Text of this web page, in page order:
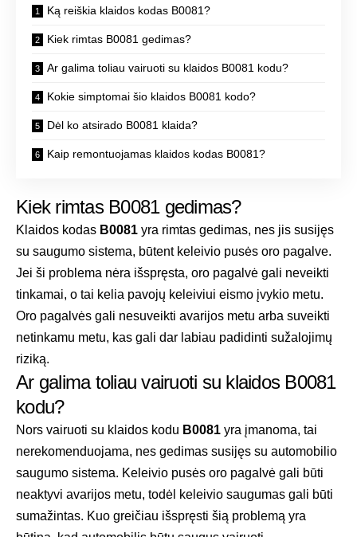
Ką reiškia klaidos kodas B0081?
Kiek rimtas B0081 gedimas?
Ar galima toliau vairuoti su klaidos B0081 kodu?
Kokie simptomai šio klaidos B0081 kodo?
Dėl ko atsirado B0081 klaida?
Kaip remontuojamas klaidos kodas B0081?
Kiek rimtas B0081 gedimas?
Klaidos kodas B0081 yra rimtas gedimas, nes jis susijęs
su saugumo sistema, būtent keleivio pusės oro pagalve.
Jei ši problema nėra išspręsta, oro pagalvė gali neveikti
tinkamai, o tai kelia pavojų keleiviui eismo įvykio metu.
Oro pagalvės gali nesuveikti avarijos metu arba suveikti
netinkamu metu, kas gali dar labiau padidinti sužalojimų
riziką.
Ar galima toliau vairuoti su klaidos B0081
kodu?
Nors vairuoti su klaidos kodu B0081 yra įmanoma, tai
nerekomenduojama, nes gedimas susijęs su automobilio
saugumo sistema. Keleivio pusės oro pagalvė gali būti
neaktyvi avarijos metu, todėl keleivio saugumas gali būti
sumažintas. Kuo greičiau išspręsti šią problemą yra